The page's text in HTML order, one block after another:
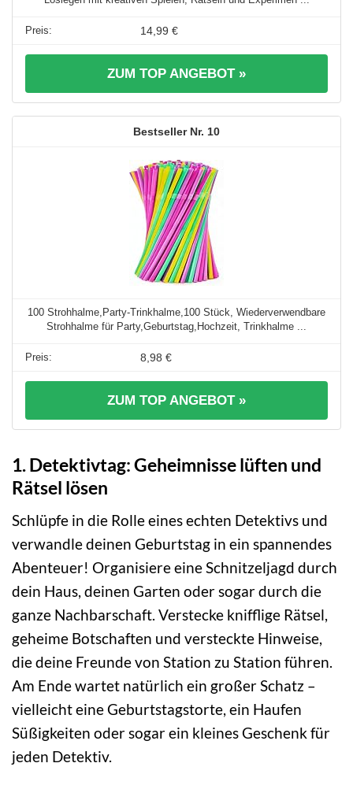
14,99 €
ZUM TOP ANGEBOT »
10
100 Strohhalme,Party-Trinkhalme,100 Stück, Wiederverwendbare
Strohhalme für Party,Geburtstag,Hochzeit, Trinkhalme ...
8,98 €
ZUM TOP ANGEBOT »
1. Detektivtag: Geheimnisse lüften und
Rätsel lösen
Schlüpfe in die Rolle eines echten Detektivs und
verwandle deinen Geburtstag in ein spannendes
Abenteuer! Organisiere eine Schnitzeljagd durch
dein Haus, deinen Garten oder sogar durch die
ganze Nachbarschaft. Verstecke knifflige Rätsel,
geheime Botschaften und versteckte Hinweise,
die deine Freunde von Station zu Station führen.
Am Ende wartet natürlich ein großer Schatz –
vielleicht eine Geburtstagstorte, ein Haufen
Süßigkeiten oder sogar ein kleines Geschenk für
jeden Detektiv.